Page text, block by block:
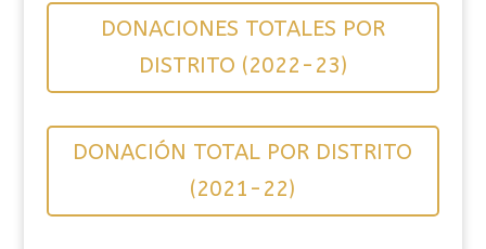
DONACIONES TOTALES POR
DISTRITO (2022-23)
DONACIÓN TOTAL POR DISTRITO
(2021-22)